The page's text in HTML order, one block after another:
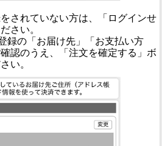
されていない方は、「ログインせ
さい。
録の「お届け先」「お支払い方
認のうえ、「注文を確定する」ボ
い。